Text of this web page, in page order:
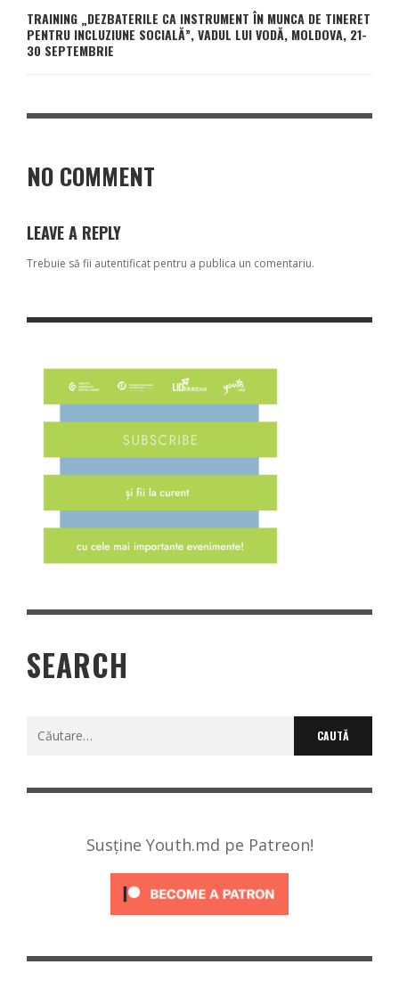
TRAINING „DEZBATERILE CA INSTRUMENT ÎN MUNCA DE TINERET
PENTRU INCLUZIUNE SOCIALĂ”, VADUL LUI VODĂ, MOLDOVA, 21-
30 SEPTEMBRIE
NO COMMENT
LEAVE A REPLY
Trebuie să fii autentificat pentru a publica un comentariu.
SEARCH
Caută
Susține Youth.md pe Patreon!